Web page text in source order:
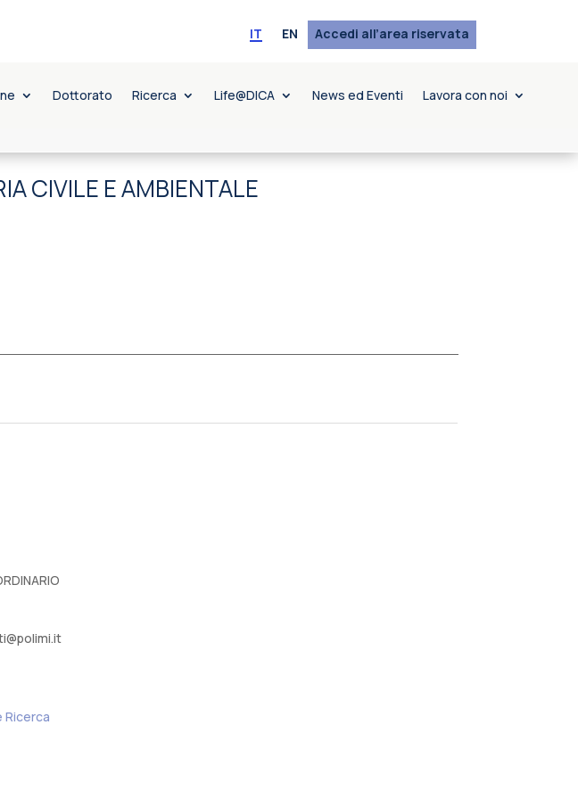
IT EN Accedi all’area riservata
Dottorato Ricerca Life@DICA News ed Eventi Lavora con noi
CIVILE E AMBIENTALE
Ricerca